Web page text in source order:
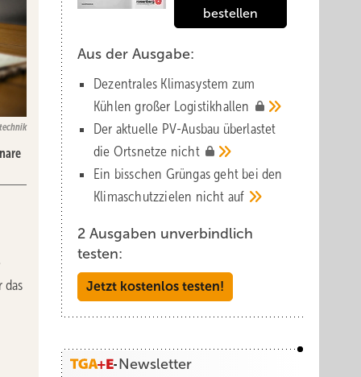
bestellen
Aus der Ausgabe:
Dezentrales Klimasystem zum
Kühlen großer Logistik­hallen
Der aktuelle PV-Ausbau über­lastet
die Orts­netze nicht
Ein bisschen Grüngas geht bei den
Klima­schutz­zielen nicht auf
2 Ausgaben unverbindlich
testen:
Jetzt kostenlos testen!
Newsletter